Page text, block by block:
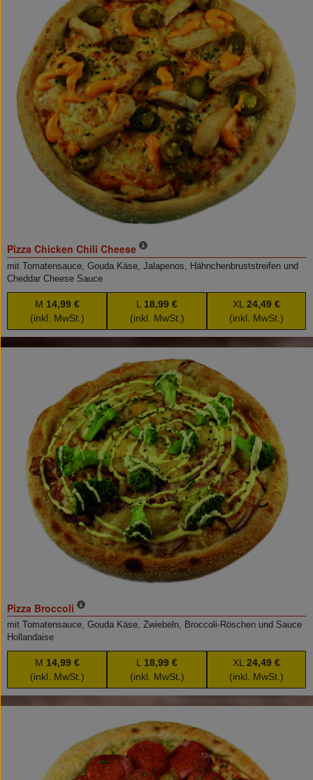
Pizza Chicken Chili Cheese
mit Tomatensauce, Gouda Käse, Jalapenos, Hähnchenbruststreifen und
Cheddar Cheese Sauce
M 14,99 €
(inkl. MwSt.)
L 18,99 €
(inkl. MwSt.)
XL 24,49 €
(inkl. MwSt.)
Pizza Broccoli
mit Tomatensauce, Gouda Käse, Zwiebeln, Broccoli-Röschen und Sauce
Hollandaise
M 14,99 €
(inkl. MwSt.)
L 18,99 €
(inkl. MwSt.)
XL24,49 €
(inkl. MwSt.)